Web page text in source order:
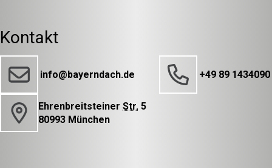
Kontakt
info@bayerndach.de +49 89 1434090
Ehrenbreitsteiner Str. 5
80993 München